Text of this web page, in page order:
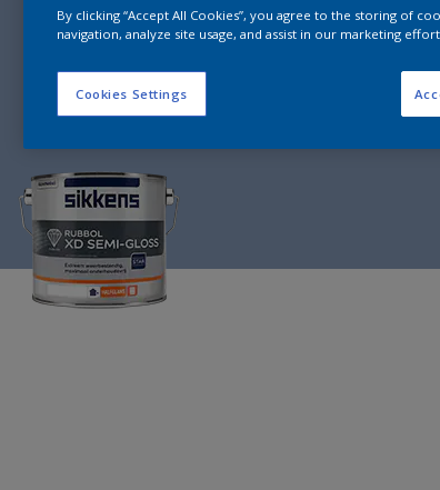
By clicking “Accept All Cookies”, you agree to the storing of
navigation, analyze site usage, and assist in our marketing
Cookies Settings